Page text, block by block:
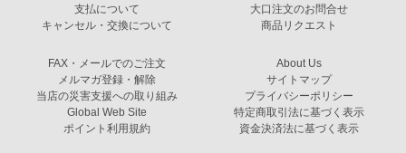
支払について
キャンセル・交換について
大口注文のお問合せ
商品リクエスト
FAX・メールでのご注文
メルマガ登録・解除
当店の災害支援への取り組み
Global Web Site
ポイント利用規約
About Us
サイトマップ
プライバシーポリシー
特定商取引法に基づく表示
資金決済法に基づく表示